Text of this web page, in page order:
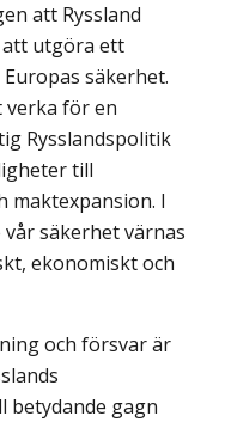
att Ryssland
att utgöra ett
säkerhet.
verka för en
Rysslandspolitik
till
maktexpansion. I
säkerhet värnas
ekonomiskt och
och försvar är
betydande gagn